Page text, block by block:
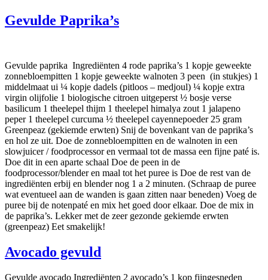
Gevulde Paprika’s
Gevulde paprika Ingrediënten 4 rode paprika’s 1 kopje geweekte
zonnebloempitten 1 kopje geweekte walnoten 3 peen (in stukjes) 1
middelmaat ui ¼ kopje dadels (pitloos – medjoul) ¼ kopje extra
virgin olijfolie 1 biologische citroen uitgeperst ½ bosje verse
basilicum 1 theelepel thijm 1 theelepel himalya zout 1 jalapeno
peper 1 theelepel curcuma ½ theelepel cayennepoeder 25 gram
Greenpeaz (gekiemde erwten) Snij de bovenkant van de paprika’s
en hol ze uit. Doe de zonnebloempitten en de walnoten in een
slowjuicer / foodprocessor en vermaal tot de massa een fijne paté is.
Doe dit in een aparte schaal Doe de peen in de
foodprocessor/blender en maal tot het puree is Doe de rest van de
ingrediënten erbij en blender nog 1 a 2 minuten. (Schraap de puree
wat eventueel aan de wanden is gaan zitten naar beneden) Voeg de
puree bij de notenpaté en mix het goed door elkaar. Doe de mix in
de paprika’s. Lekker met de zeer gezonde gekiemde erwten
(greenpeaz) Eet smakelijk!
Avocado gevuld
Gevulde avocado Ingrediënten 2 avocado’s 1 kop fijngesneden